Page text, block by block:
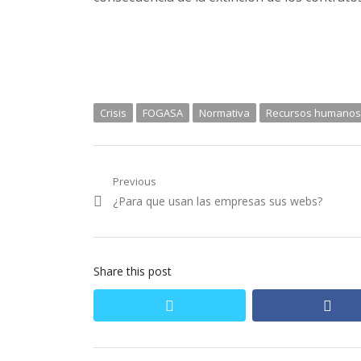
Crisis FOGASA Normativa Recursos humanos
Navegación
de
entradas
Previous
Previous
¿Para que usan las empresas sus webs?
Share this post